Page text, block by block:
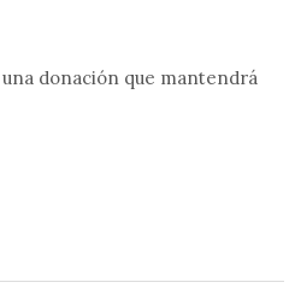
donación que mantendrá